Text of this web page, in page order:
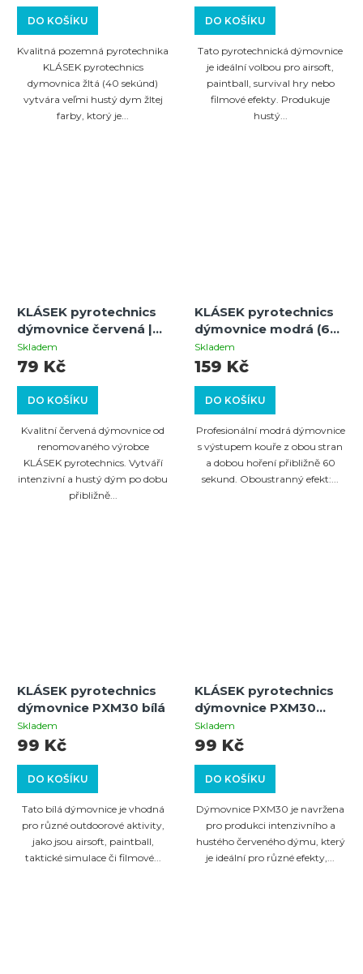
DO KOŠÍKU
Kvalitná pozemná pyrotechnika
KLÁSEK pyrotechnics
dymovnica žltá (40 sekúnd)
vytvára veľmi hustý dym žltej
farby, ktorý je...
DO KOŠÍKU
Tato pyrotechnická dýmovnice
je ideální volbou pro airsoft,
paintball, survival hry nebo
filmové efekty. Produkuje
hustý...
KLÁSEK pyrotechnics
dýmovnice červená |
40 sekund | 1ks
Skladem
DO KOŠÍKU
79 Kč
Kvalitní červená dýmovnice od
renomovaného výrobce
KLÁSEK pyrotechnics. Vytváří
intenzivní a hustý dým po dobu
přibližně...
KLÁSEK pyrotechnics
dýmovnice modrá (60
sekund)
Skladem
DO KOŠÍKU
159 Kč
Profesionální modrá dýmovnice
s výstupem kouře z obou stran
a dobou hoření přibližně 60
sekund. Oboustranný efekt:...
KLÁSEK pyrotechnics
dýmovnice PXM30 bílá
Skladem
DO KOŠÍKU
99 Kč
Tato bílá dýmovnice je vhodná
pro různé outdoorové aktivity,
jako jsou airsoft, paintball,
taktické simulace či filmové...
KLÁSEK pyrotechnics
dýmovnice PXM30
červená
Skladem
DO KOŠÍKU
99 Kč
Dýmovnice PXM30 je navržena
pro produkci intenzivního a
hustého červeného dýmu, který
je ideální pro různé efekty,...